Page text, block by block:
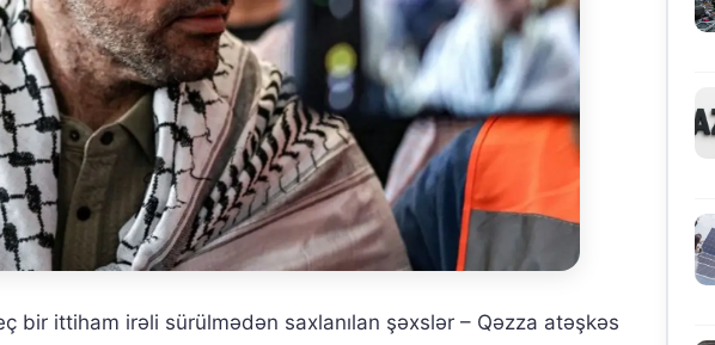
bir ittiham irəli sürülmədən saxlanılan şəxslər – Qəzza atəşkəs